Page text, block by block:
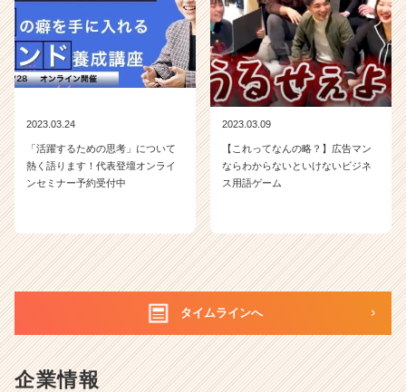
2023.03.24
「活躍するための思考」について
熱く語ります！代表登壇オンライ
ンセミナー予約受付中
2023.03.09
【これってなんの略？】広告マン
ならわからないといけないビジネ
ス用語ゲーム
タイムラインへ
企業情報